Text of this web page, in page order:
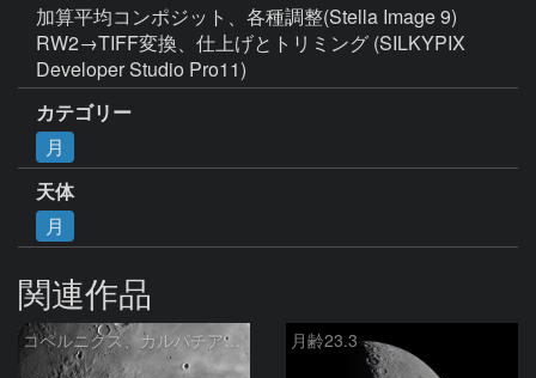
加算平均コンポジット、各種調整(Stella Image 9)
RW2→TIFF変換、仕上げとトリミング (SILKYPIX
Developer Studio Pro11)
カテゴリー
月
天体
月
関連作品
コペルニクス、カルパチア山脈付近 月齢23.3